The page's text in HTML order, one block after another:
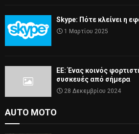
Skype: Πότε κλείνει η
1 Μαρτίου 2025
ΕΕ: Ένας κοινός
συσκευές από σήμερα
28 Δεκεμβρίου 2024
AUTO MOTO